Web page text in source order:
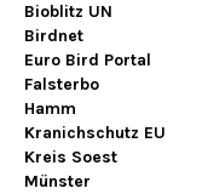
Bioblitz UN
Birdnet
Euro Bird Portal
Falsterbo
Hamm
Kranichschutz EU
Kreis Soest
Münster